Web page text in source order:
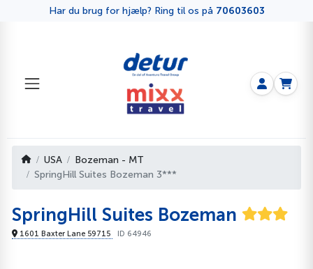
Har du brug for hjælp? Ring til os på 70603603
USA
Bozeman - MT
SpringHill Suites Bozeman 3***
SpringHill Suites Bozeman
1601 Baxter Lane 59715 ID 64946